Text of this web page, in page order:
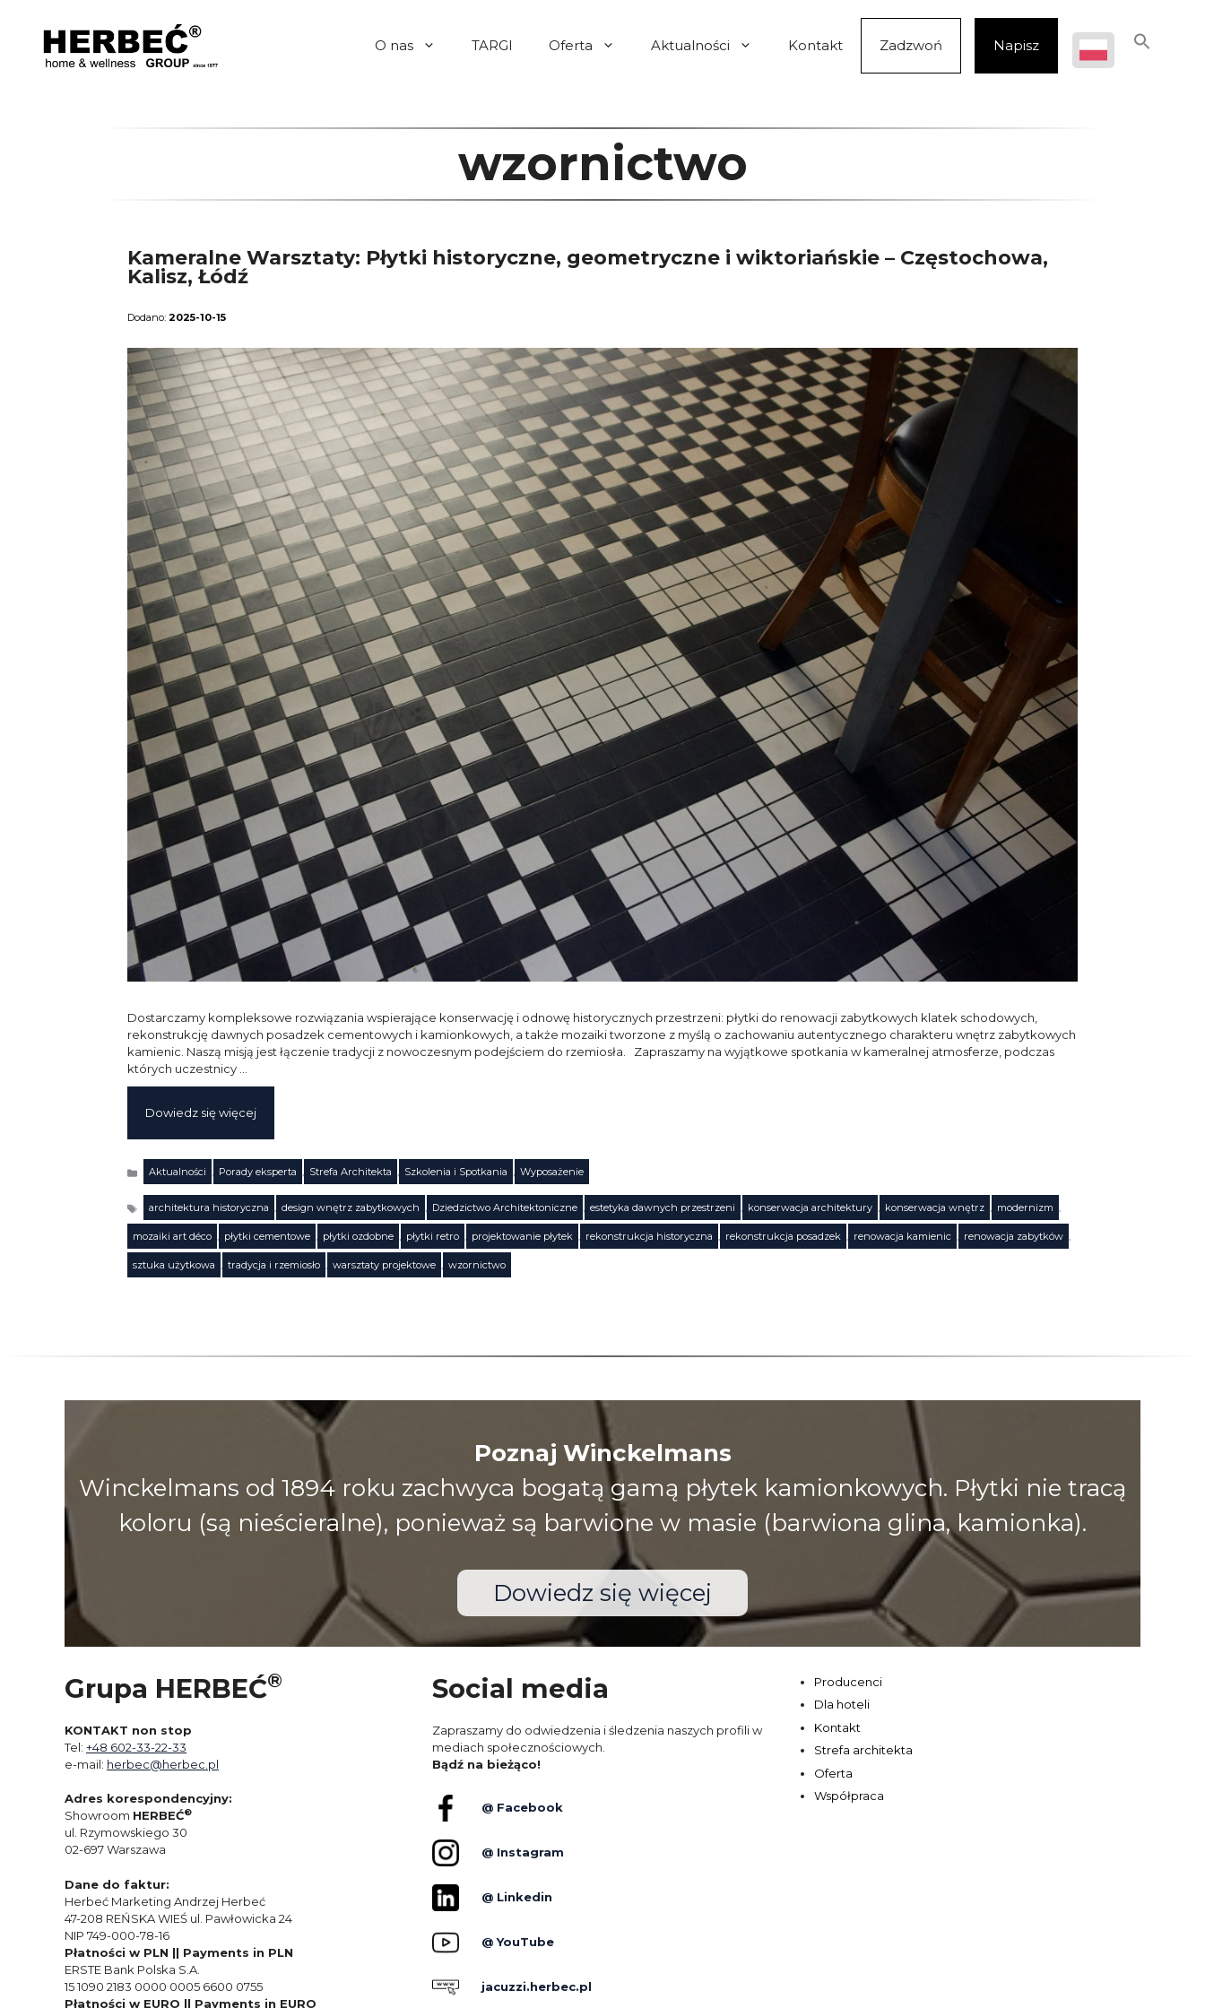
O nas TARGI Oferta Aktualności Kontakt Zadzwoń Napisz
wzornictwo
Kameralne Warsztaty: Płytki historyczne, geometryczne i wiktoriańskie – Częstochowa,
Kalisz, Łódź
2025-10-15
Dostarczamy kompleksowe rozwiązania wspierające konserwację i odnowę historycznych przestrzeni: płytki do renowacji zabytkowych klatek schodowych,
rekonstrukcję dawnych posadzek cementowych i kamionkowych, a także mozaiki tworzone z myślą o zachowaniu autentycznego charakteru wnętrz zabytkowych
kamienic. Naszą misją jest łączenie tradycji z nowoczesnym podejściem do rzemiosła. Zapraszamy na wyjątkowe spotkania w kameralnej atmosferze, podczas
których uczestnicy …
Dowiedz się więcej
KategorieAktualności Porady eksperta Strefa Architekta Szkolenia i Spotkania Wyposażenie
Tagi
architektura historyczna design wnętrz zabytkowych Dziedzictwo Architektoniczne estetyka dawnych przestrzeni konserwacja architektury konserwacja wnętrz modernizm
mozaiki art déco płytki cementowe płytki ozdobne płytki retro projektowanie płytek rekonstrukcja historyczna rekonstrukcja posadzek renowacja kamienic renowacja zabytków
sztuka użytkowa tradycja i rzemiosło warsztaty projektowe wzornictwo
Poznaj Winckelmans
Winckelmans od 1894 roku zachwyca bogatą gamą płytek kamionkowych. Płytki nie tracą
koloru (są nieścieralne), ponieważ są barwione w masie (barwiona glina, kamionka).
Dowiedz się więcej
Grupa HERBEĆ®
KONTAKT non stop
Tel: +48 602-33-22-33
e-mail: herbec@herbec.pl
Adres korespondencyjny:
Showroom HERBEĆ®
ul. Rzymowskiego 30
02-697 Warszawa
Dane do faktur:
Herbeć Marketing Andrzej Herbeć
47-208 REŃSKA WIEŚ ul. Pawłowicka 24
NIP 749-000-78-16
Płatności w PLN || Payments in PLN
ERSTE Bank Polska S.A.
15 1090 2183 0000 0005 6600 0755
Płatności w EURO || Payments in EURO
Social media
Zapraszamy do odwiedzenia i śledzenia naszych profili w
mediach społecznościowych.
Bądź na bieżąco!
@ Facebook
@ Instagram
@ Linkedin
@ YouTube
jacuzzi.herbec.pl
Producenci
Dla hoteli
Kontakt
Strefa architekta
Oferta
Współpraca